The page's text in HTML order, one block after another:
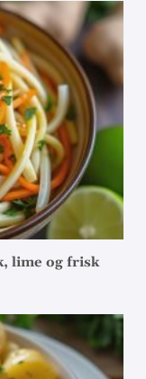
lime og frisk